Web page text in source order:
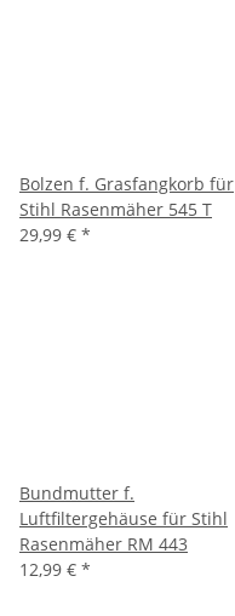
Bolzen f. Grasfangkorb für
Stihl Rasenmäher 545 T
29,99 € *
Bundmutter f.
Luftfiltergehäuse für Stihl
Rasenmäher RM 443
12,99 € *